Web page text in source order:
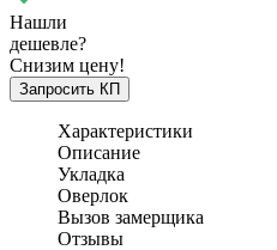
Нашли
дешевле?
Снизим цену!
Запросить КП
Характеристики
Описание
Укладка
Оверлок
Вызов замерщика
Отзывы